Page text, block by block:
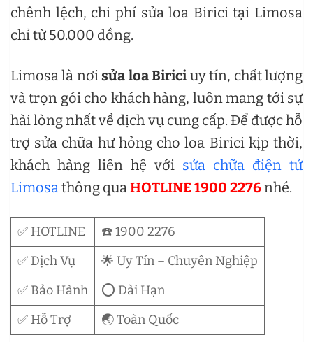
chênh lệch, chi phí sửa loa Birici tại Limosa
chỉ từ 50.000 đồng.
Limosa là nơisửa loa Birici uy tín, chất lượng
và trọn gói cho khách hàng, luôn mang tới sự
hài lòng nhất về dịch vụ cung cấp. Để được hỗ
trợ sửa chữa hư hỏng cho loa Birici kịp thời,
khách hàng liên hệ với sửa chữa điện tử
Limosathông quaHOTLINE 1900 2276nhé.
✅ HOTLINE
☎️ 1900 2276
✅ Dịch Vụ
🌟 Uy Tín – Chuyên Nghiệp
✅ Bảo Hành
⭕ Dài Hạn
✅ Hỗ Trợ
🌏 Toàn Quốc